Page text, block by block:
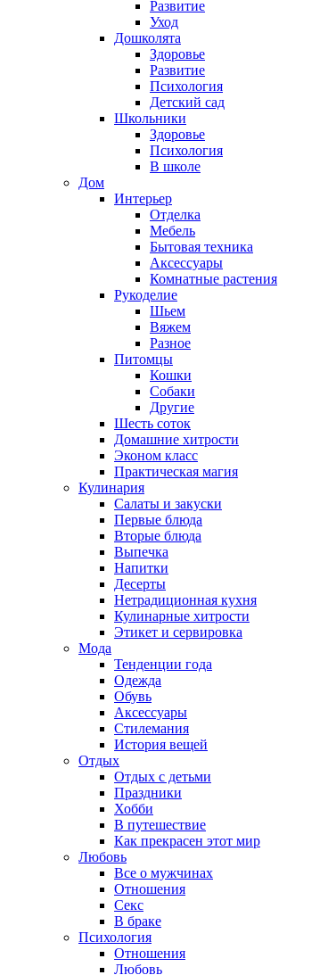
Развитие
Уход
Дошколята
Здоровье
Развитие
Психология
Детский сад
Школьники
Здоровье
Психология
В школе
Дом
Интерьер
Отделка
Мебель
Бытовая техника
Аксессуары
Комнатные растения
Рукоделие
Шьем
Вяжем
Разное
Питомцы
Кошки
Собаки
Другие
Шесть соток
Домашние хитрости
Эконом класс
Практическая магия
Кулинария
Салаты и закуски
Первые блюда
Вторые блюда
Выпечка
Напитки
Десерты
Нетрадиционная кухня
Кулинарные хитрости
Этикет и сервировка
Мода
Тенденции года
Одежда
Обувь
Аксессуары
Стилемания
История вещей
Отдых
Отдых с детьми
Праздники
Хобби
В путешествие
Как прекрасен этот мир
Любовь
Все о мужчинах
Отношения
Секс
В браке
Психология
Отношения
Любовь